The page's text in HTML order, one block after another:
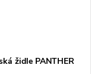
židle PANTHER